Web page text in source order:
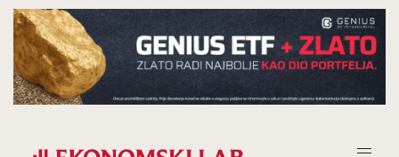
Prijeđi
na
sadržaj